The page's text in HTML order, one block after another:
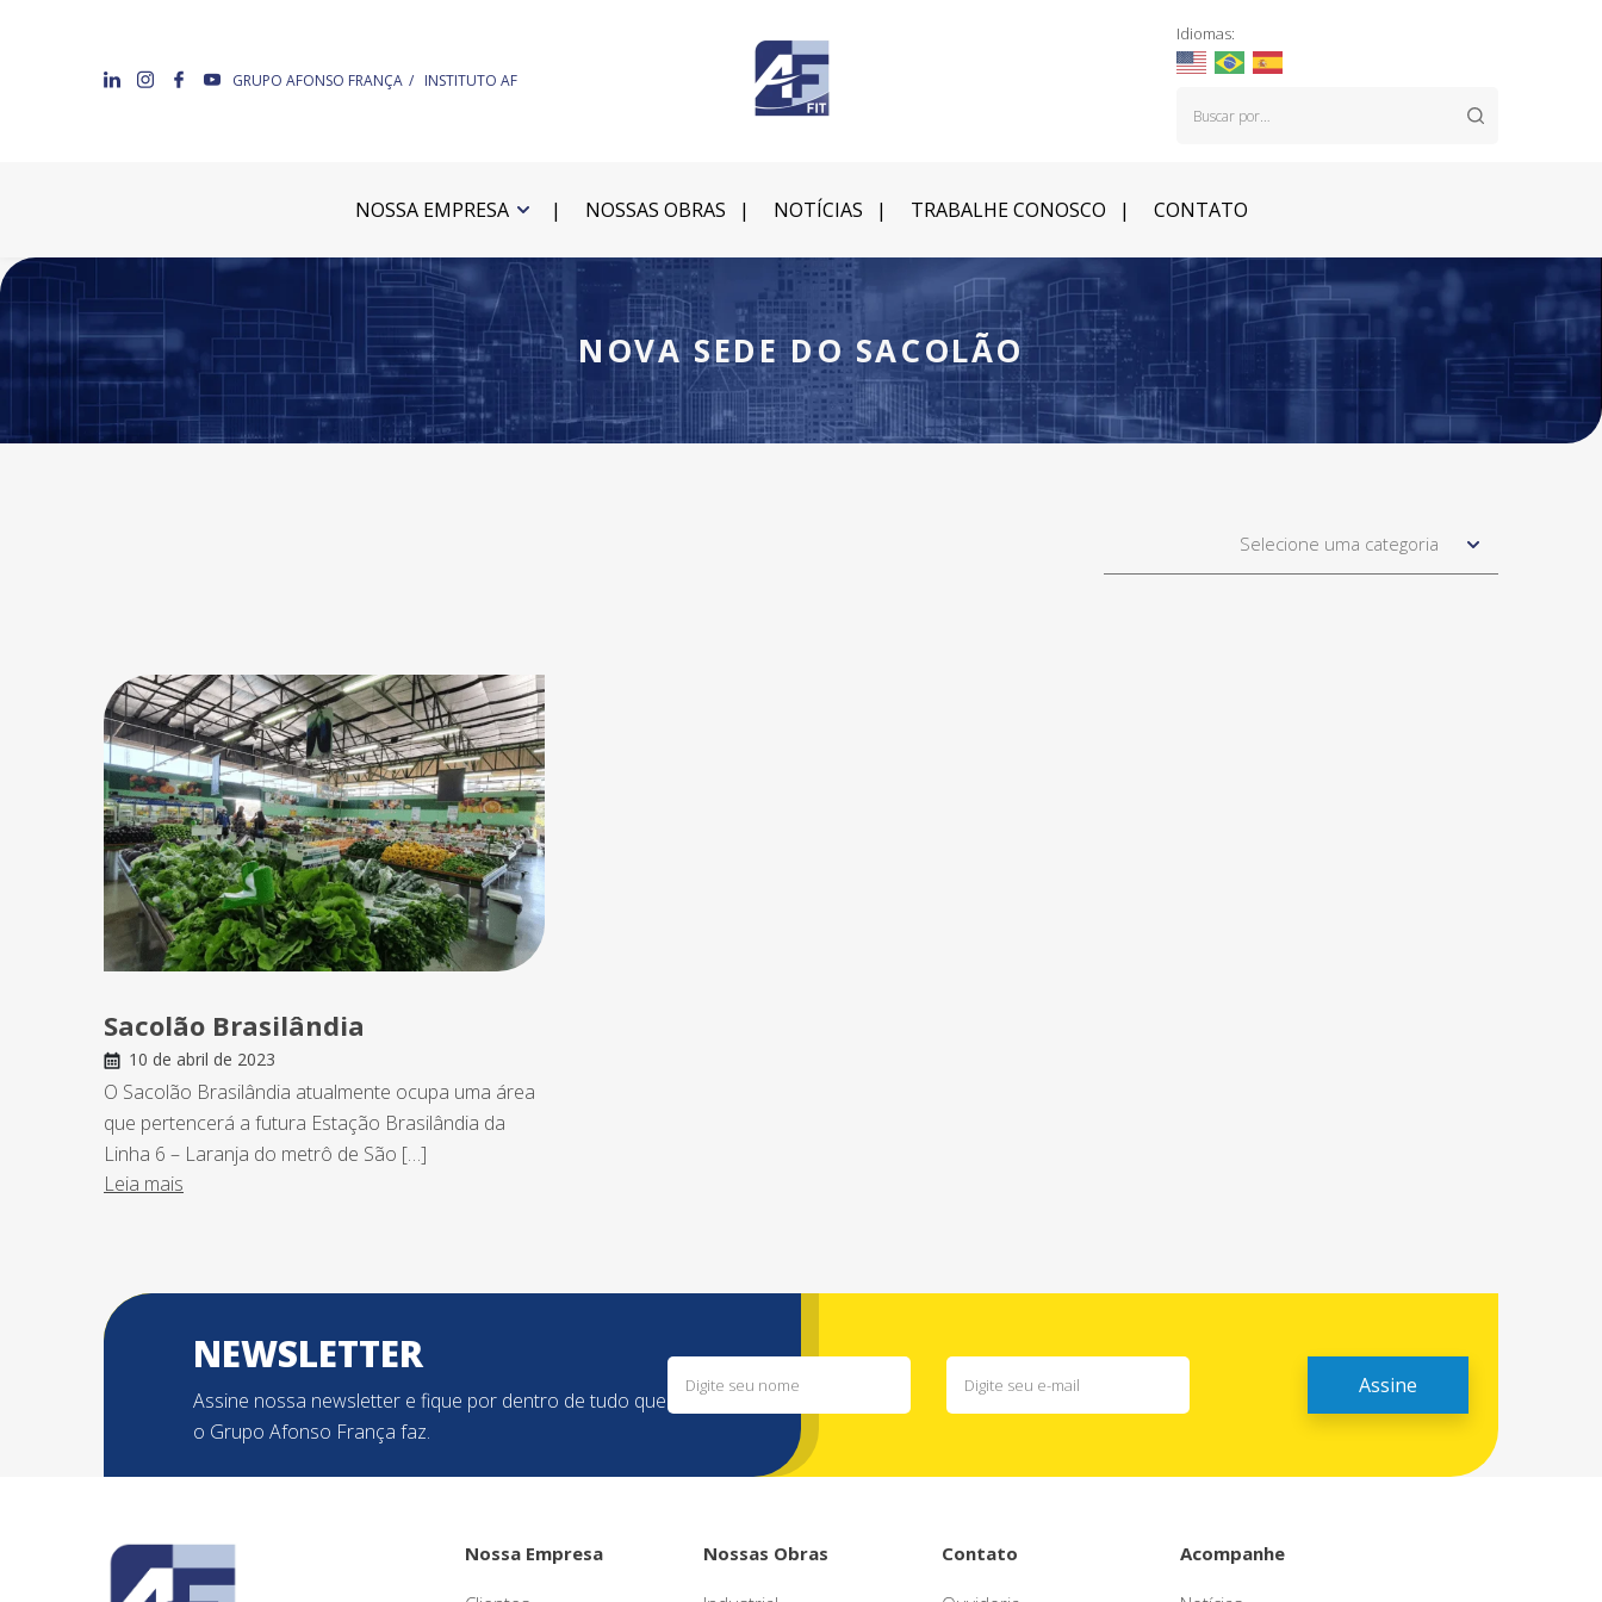
GRUPO AFONSO FRANÇA INSTITUTO AF
Idiomas:
NOSSA EMPRESA NOSSAS OBRAS NOTÍCIAS TRABALHE CONOSCO CONTATO
NOVA SEDE DO SACOLÃO
Selecione uma categoria
Sacolão Brasilândia
10 de abril de 2023
O Sacolão Brasilândia atualmente ocupa uma área
que pertencerá a futura Estação Brasilândia da
Linha 6 – Laranja do metrô de São […]
Leia mais
NEWSLETTER
Assine nossa newsletter e fique por dentro de tudo que
o Grupo Afonso França faz.
Nossa Empresa Nossas Obras Contato Acompanhe